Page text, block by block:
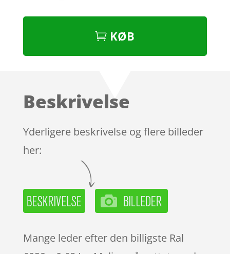
KØB
Beskrivelse
Yderligere beskrivelse og flere billeder
her:
Mange leder efter den billigste Ral